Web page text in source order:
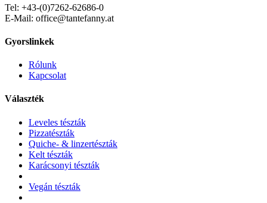
Tel: +43-(0)7262-62686-0
E-Mail: office@tantefanny.at
Gyorslinkek
Rólunk
Kapcsolat
Választék
Leveles tészták
Pizzatészták
Quiche- & linzertészták
Kelt tészták
Karácsonyi tészták
Vegán tészták